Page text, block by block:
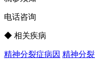
电话咨询
◆ 相关疾病
精神分裂症病因 精神分